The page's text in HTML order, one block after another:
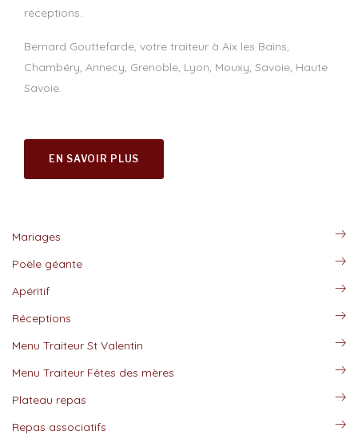
réceptions.
Bernard Gouttefarde, votre traiteur à Aix les Bains,
Chambéry, Annecy, Grenoble, Lyon, Mouxy, Savoie, Haute
Savoie.
EN SAVOIR PLUS
Mariages
Poële géante
Apéritif
Réceptions
Menu Traiteur St Valentin
Menu Traiteur Fêtes des mères
Plateau repas
Repas associatifs